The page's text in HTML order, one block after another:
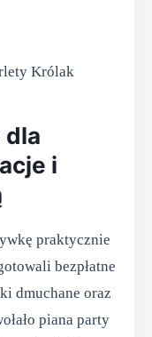
Królak
dla
i
praktycznie
bezpłatne
dmuchane oraz
piana party